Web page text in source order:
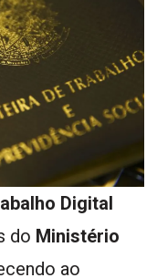
Digital
do Ministério
ao